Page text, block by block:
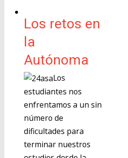
Los retos en
la
Autónoma
Los
estudiantes nos
enfrentamos a un sin
número de
dificultades para
terminar nuestros